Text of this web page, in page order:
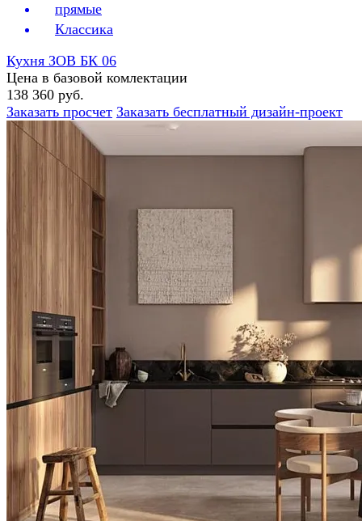
прямые
Классика
Кухня ЗОВ БК 06
Цена в базовой комлектации
138 360 руб.
Заказать просчет Заказать бесплатный дизайн-проект